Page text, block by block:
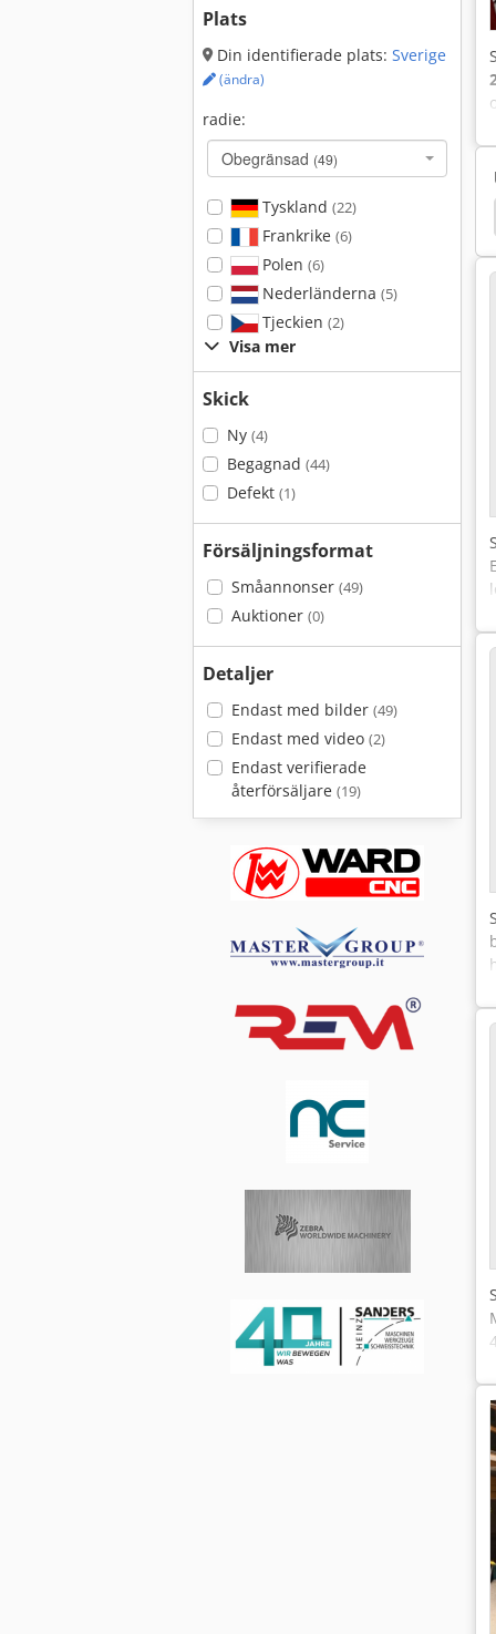
Plats
Din identifierade plats: Sverige
(ändra)
radie:
Obegränsad (49)
Tyskland (22)
Frankrike (6)
Polen (6)
Nederländerna (5)
Tjeckien (2)
Visa mer
Skick
Ny (4)
Begagnad (44)
Defekt (1)
Försäljningsformat
Småannonser (49)
Auktioner (0)
Detaljer
Endast med bilder (49)
Endast med video (2)
Endast verifierade
återförsäljare (19)